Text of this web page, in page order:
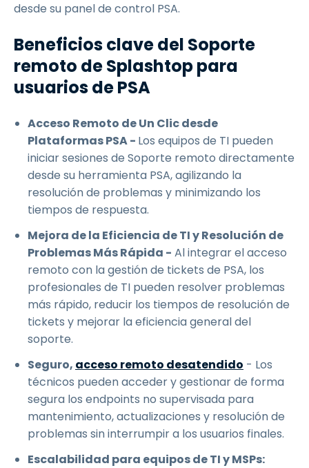
desde su panel de control PSA.
Beneficios clave del Soporte
remoto de Splashtop para
usuarios de PSA
Acceso Remoto de Un Clic desde
Plataformas PSA - Los equipos de TI pueden
iniciar sesiones de Soporte remoto directamente
desde su herramienta PSA, agilizando la
resolución de problemas y minimizando los
tiempos de respuesta.
Mejora de la Eficiencia de TI y Resolución de
Problemas Más Rápida - Al integrar el acceso
remoto con la gestión de tickets de PSA, los
profesionales de TI pueden resolver problemas
más rápido, reducir los tiempos de resolución de
tickets y mejorar la eficiencia general del
soporte.
Seguro, acceso remoto desatendido - Los
técnicos pueden acceder y gestionar de forma
segura los endpoints no supervisada para
mantenimiento, actualizaciones y resolución de
problemas sin interrumpir a los usuarios finales.
Escalabilidad para equipos de TI y MSPs: